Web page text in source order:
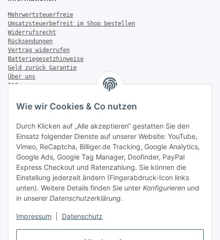
Wie wir Cookies & Co nutzen
Durch Klicken auf „Alle akzeptieren“ gestatten Sie den
Einsatz folgender Dienste auf unserer Website: YouTube,
Vimeo, ReCaptcha, Billiger.de Tracking, Google Analytics,
Google Ads, Google Tag Manager, Doofinder, PayPal
Express Checkout und Ratenzahlung. Sie können die
Einstellung jederzeit ändern (Fingerabdruck-Icon links
unten). Weitere Details finden Sie unter Konfigurieren und
in unserer Datenschutzerklärung.
Impressum Datenschutz
Mehrwertsteuerfreie
Umsatzsteuerbefreit im Shop bestellen
Widerrufsrecht
Rücksendungen
Vertrag widerrufen
Batteriegesetzhinweise
Geld zurück Garantie
Über uns
FAQ
Zahlung & Versand
Versandinformationen
Sonstiges